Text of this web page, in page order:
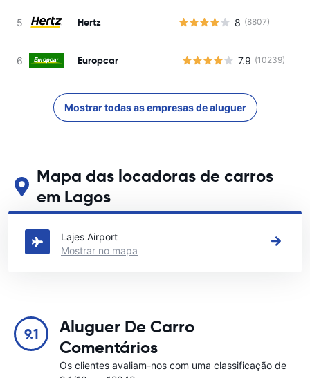
Hertz 8 (8807)
Europcar 7.9 (10239)
Mostrar todas as empresas de aluguer
Mapa das locadoras de carros
em Lagos
Veja nossos principais locais de aluguel de carros em Lagos
Lajes Airport
Mostrar no mapa
9.1
Aluguer De Carro
Comentários
Os clientes avaliam-nos com uma classificação de